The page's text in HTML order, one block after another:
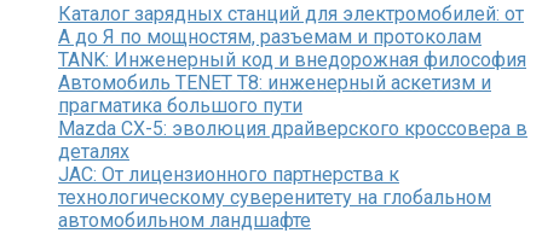
Каталог зарядных станций для электромобилей: от
А до Я по мощностям, разъемам и протоколам
TANK: Инженерный код и внедорожная философия
Автомобиль TENET T8: инженерный аскетизм и
прагматика большого пути
Mazda CX-5: эволюция драйверского кроссовера в
деталях
JAC: От лицензионного партнерства к
технологическому суверенитету на глобальном
автомобильном ландшафте